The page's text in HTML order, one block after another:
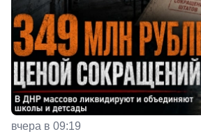
вчера в 09:19